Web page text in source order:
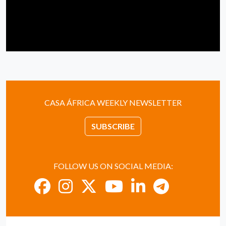
CASA ÁFRICA WEEKLY NEWSLETTER
SUBSCRIBE
FOLLOW US ON SOCIAL MEDIA: